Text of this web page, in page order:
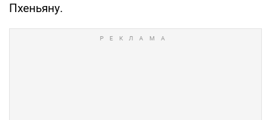
Пхеньяну.